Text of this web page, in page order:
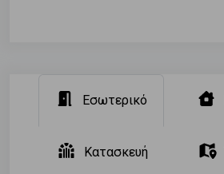
Εσωτερικό
Κατασκευή